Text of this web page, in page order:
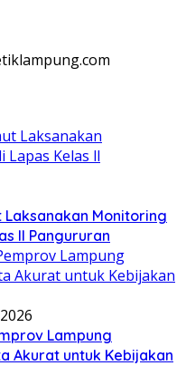
Laksanakan Monitoring
ll Pangururan
Lampung
Akurat untuk Kebijakan